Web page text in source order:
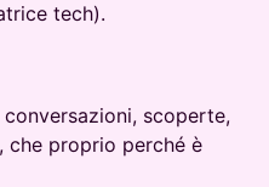
tech).
scoperte,
che proprio perché è